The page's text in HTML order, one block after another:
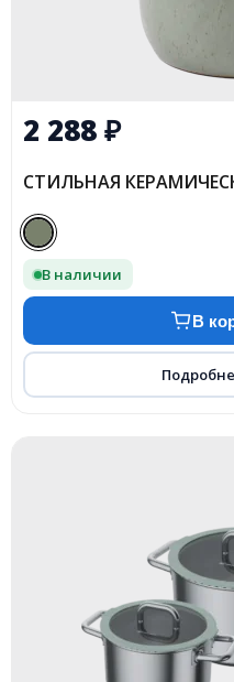
2 288₽
СТИЛЬНАЯ
В наличии
В